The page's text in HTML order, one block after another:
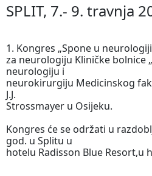
SPLIT, 7.- 9. travnja
1. Kongres „Spone u
za neurologiju Kliničke bolnice
neurologiju i
neurokirurgiju Medicinskog
J.J.
Strossmayer u Osijeku.
Kongres će se održati u
god. u Splitu u
hotelu Radisson Blue